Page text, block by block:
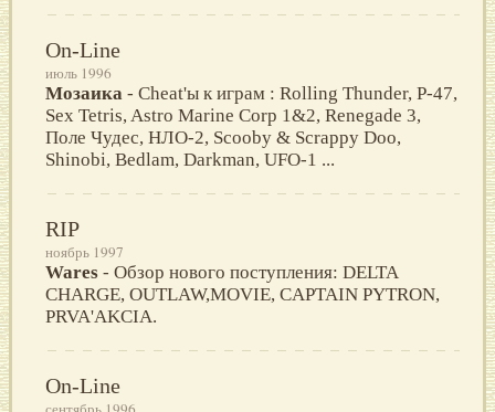
On-Line
июль 1996
Мозаика - Cheat'ы к играм : Rolling Thunder, P-47,
Sex Tetris, Astro Marine Corp 1&2, Renegade 3,
Поле Чудес, НЛО-2, Scooby & Scrappy Doo,
Shinobi, Bedlam, Darkman, UFO-1 ...
RIP
ноябрь 1997
Wares - Обзор нового поступления: DELTA
CHARGE, OUTLAW,MOVIE, CAPTAIN PYTRON,
PRVA'AKCIA.
On-Line